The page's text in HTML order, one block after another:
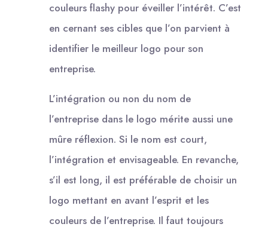
couleurs flashy pour éveiller l’intérêt. C’est
en cernant ses cibles que l’on parvient à
identifier le meilleur logo pour son
entreprise.
L’intégration ou non du nom de
l’entreprise dans le logo mérite aussi une
mûre réflexion. Si le nom est court,
l’intégration et envisageable. En revanche,
s’il est long, il est préférable de choisir un
logo mettant en avant l’esprit et les
couleurs de l’entreprise. Il faut toujours